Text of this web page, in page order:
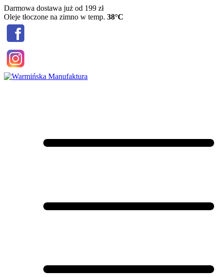
Skip
to
content
Darmowa dostawa już od 199 zł
Oleje tłoczone na zimno w temp. 38°C